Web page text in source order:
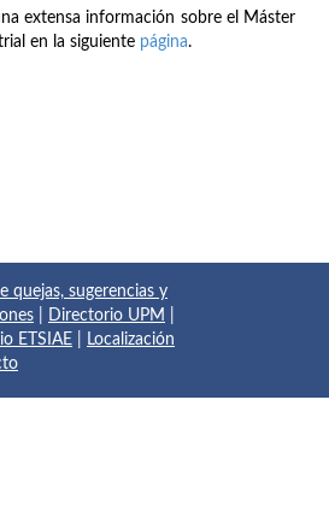
extensa información sobre el Máster
en la siguiente página.
quejas, sugerencias y
Directorio UPM
ETSIAE
Localización